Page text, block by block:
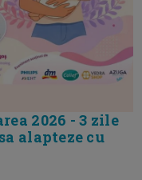
2026 - 3 zile
alapteze cu